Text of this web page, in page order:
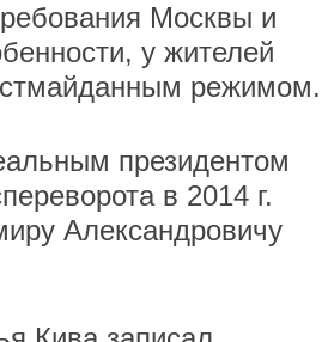
Москвы и
у жителей
режимом.
президентом
в 2014 г.
Александровичу